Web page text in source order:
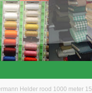
Helder rood 1000 meter